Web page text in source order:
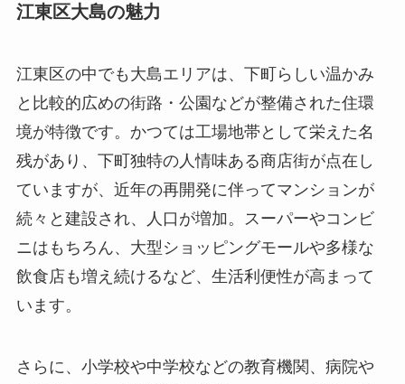
江東区大島の魅力
江東区の中でも大島エリアは、下町らしい温かみ
と比較的広めの街路・公園などが整備された住環
境が特徴です。かつては工場地帯として栄えた名
残があり、下町独特の人情味ある商店街が点在し
ていますが、近年の再開発に伴ってマンションが
続々と建設され、人口が増加。スーパーやコンビ
ニはもちろん、大型ショッピングモールや多様な
飲食店も増え続けるなど、生活利便性が高まって
います。
さらに、小学校や中学校などの教育機関、病院や